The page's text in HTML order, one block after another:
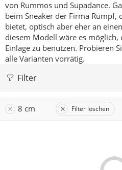
von Rummos und Supadance.
beim Sneaker der Firma Rumpf,
bietet, optisch aber eher an
diesem Modell wäre es möglich,
Einlage zu benutzen. Probieren
alle Varianten vorrätig.
Filter
8 cm Filter löschen